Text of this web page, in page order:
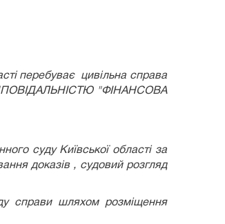
перебуває цивільна справа
"ФІНАНСОВА
суду Київської області за
доказів , судовий розгляд
справи шляхом розміщення